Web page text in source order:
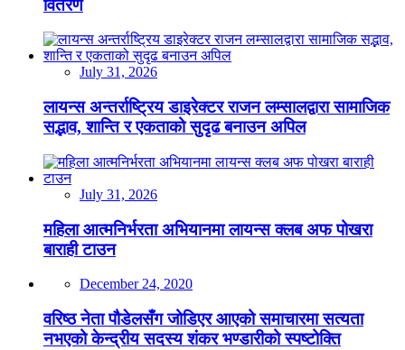
वितरण
July 31, 2026
लायन्स अन्तर्राष्ट्रिय डाइरेक्टर राजन लम्सालद्वारा सामाजिक
सद्भाव, शान्ति र एकताको सुदृढ बनाउन अपिल
July 31, 2026
महिला आत्मनिर्भरता अभियानमा लायन्स क्लब अफ पोखरा
बाराही टाउन
December 24, 2020
वरिष्ठ नेता पौडेलसँग जोडिएर आएको समाचारमा सत्यता
नभएको केन्द्रीय सदस्य शंकर भण्डारीको स्पष्टोक्ति